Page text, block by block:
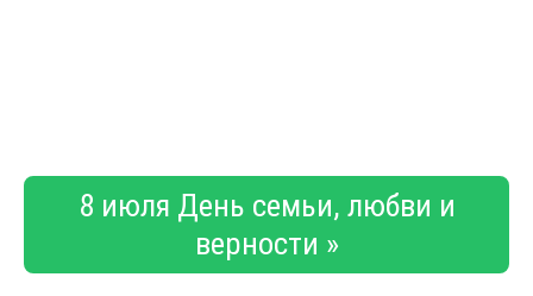
8 июля День семьи, любви и
верности »